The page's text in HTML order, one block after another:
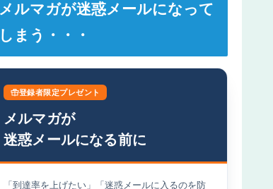
メルマガが迷惑メールになって
しまう・・・
登録者限定プレゼント
メルマガが
迷惑メールになる前に
「到達率を上げたい」「迷惑メールに入るのを防